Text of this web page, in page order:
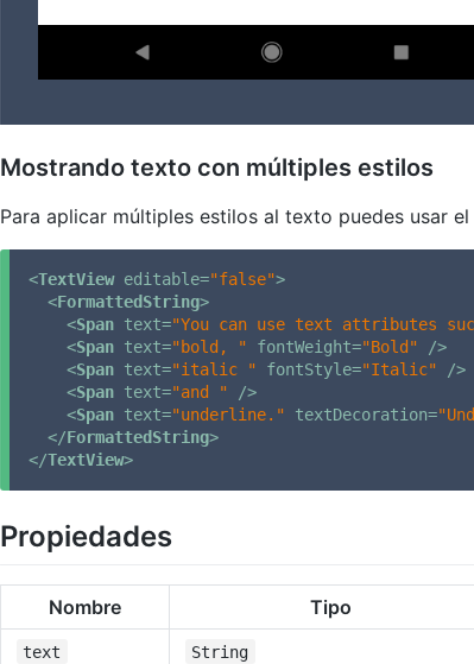
Mostrando texto con múltiples estilos
Para aplicar múltiples estilos al texto puedes usar
<TextView editable="false">
<FormattedString>
<Span text="You can use text attributes
<Span text="bold, " fontWeight="Bold"
/>
<Span text="italic " fontStyle="Italic"
/>
<Span text="and "
/>
<Span text="underline." textDecoration=
</FormattedString>
</TextView>
Propiedades
Nombre Tipo
text String